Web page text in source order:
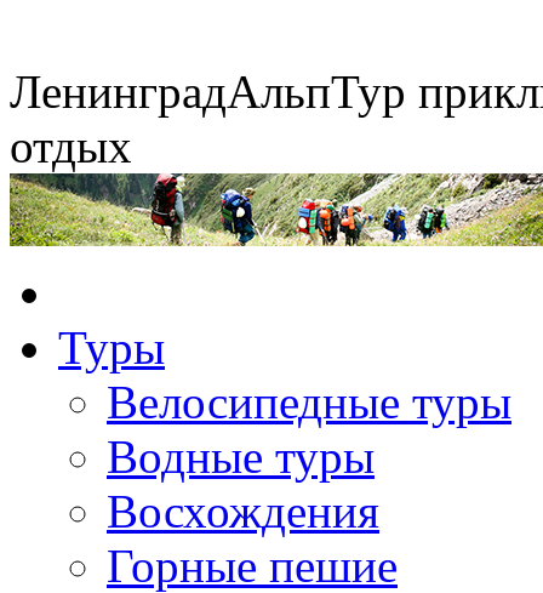
ЛенинградАльпТур
отдых
Туры
Велосипедные туры
Водные туры
Восхождения
Горные пешие